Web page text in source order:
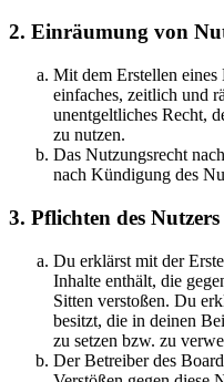
2. Einräumung von
Mit dem Erstellen eines
einfaches, zeitlich und
unentgeltliches Recht,
zu nutzen.
Das Nutzungsrecht
nach Kündigung des
3. Pflichten des Nutzers
Du erklärst mit der
Inhalte enthält, die
Sitten verstoßen. Du
besitzt, die in deinen
zu setzen bzw. zu
Der Betreiber des